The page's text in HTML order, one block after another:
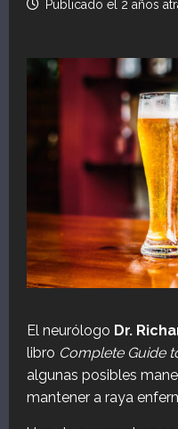
Publicado el 2 años
El neurólogo Dr.
libro Complete Guide
algunas posibles
mantener a raya